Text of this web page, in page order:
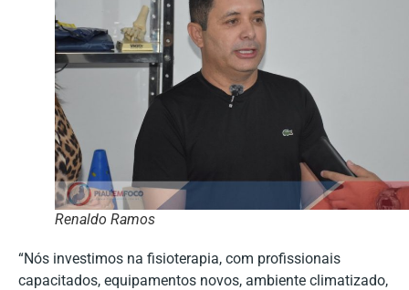
Renaldo Ramos
“Nós investimos na fisioterapia, com profissionais
capacitados, equipamentos novos, ambiente climatizado,